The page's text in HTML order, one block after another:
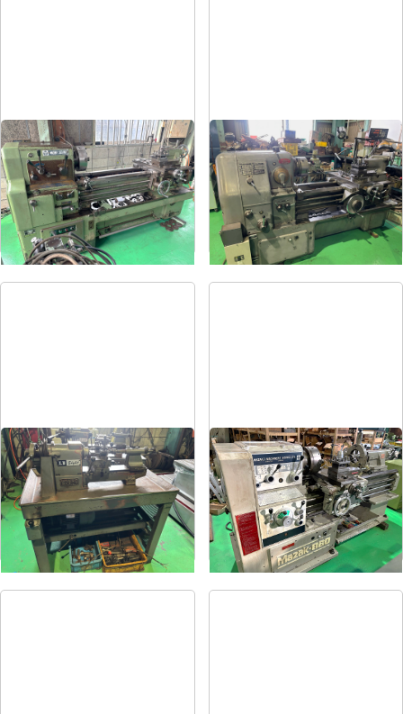
8尺旋盤
メーカー 森精機
形 式MS-1250
年 式-
6尺旋盤
メーカー オークマ
形 式LS-800
年 式1986
卓上旋盤
メーカー エグロ
形 式LB8-4B
式1973
6尺旋盤
メーカー マザック
形 式MK-860S
年 式1989